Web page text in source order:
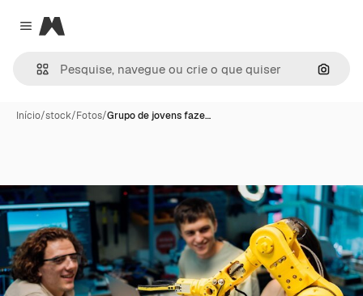
Close menu
Magnific
Início/stock/Fotos/Grupo de jovens faze…